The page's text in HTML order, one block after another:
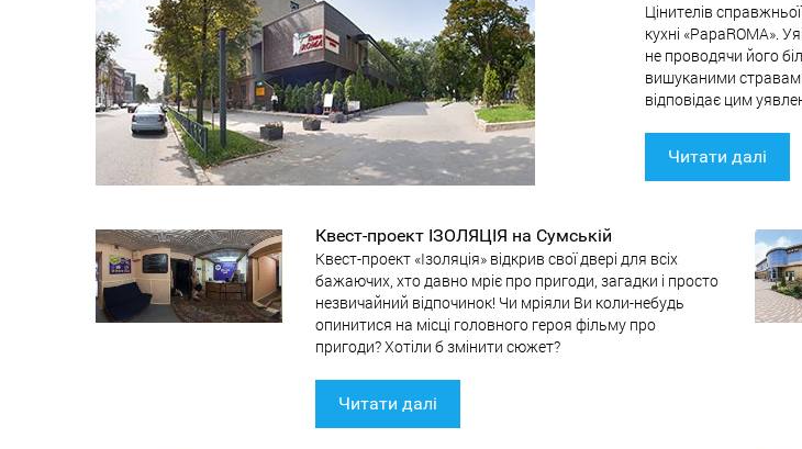
Цінителів
кухні «PapaROMA».
не проводячи його
вишуканими стравами
відповідає цим
Читати далі
Квест-проект ІЗОЛЯЦІЯ на Сумській
Квест-проект «Ізоляція» відкрив свої двері для всіх
бажаючих, хто давно мріє про пригоди, загадки і просто
незвичайний відпочинок! Чи мріяли Ви коли-небудь
опинитися на місці головного героя фільму про
пригоди? Хотіли б змінити сюжет?
Читати далі